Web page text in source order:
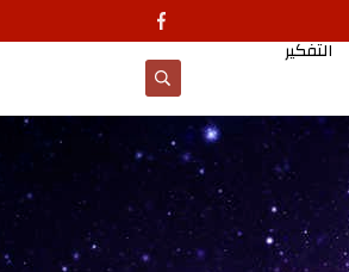
التفكير